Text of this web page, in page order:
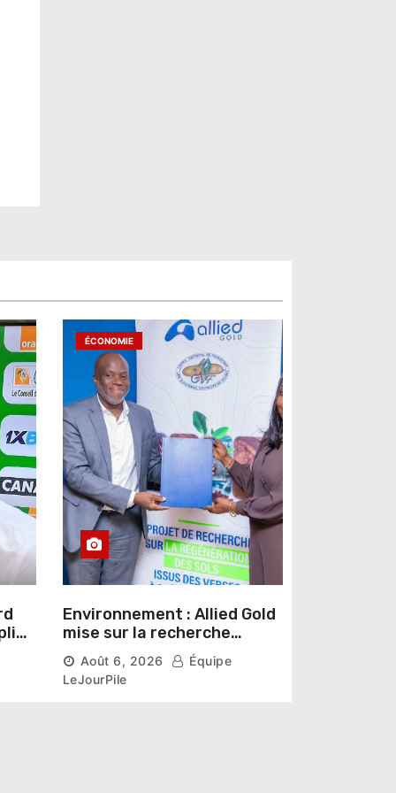
ÉCONOMIE
Environnement : Allied Gold
mise sur la recherche
scientifique pour restaurer
les sols de ses sites miniers
Août 6, 2026
Équipe
LeJourPile